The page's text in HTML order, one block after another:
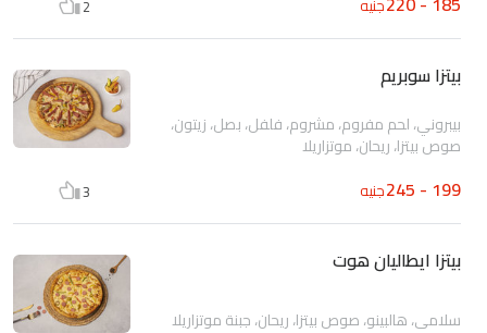
2
بيتزا سوبريم
بيبروني، لحم مفروم، مشروم، فلفل، بصل، زيتون،
صوص بيتزا، ريحان، موتزاريلا
199 - 245 جنيه 3
بيتزا ايطاليان هوت
سلامي، هالبينو، صوص بيتزا، ريحان، جبنة موتزاريلا